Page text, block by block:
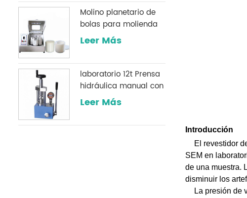
Introducción
El revestidor
SEM en
de una muestra.
disminuir los
La presión de
Molino planetario de
bolas para molienda
de polvo
Leer Más
laboratorio 12t Prensa
hidráulica manual con
un manómetro digital
utilizado en
Leer Más